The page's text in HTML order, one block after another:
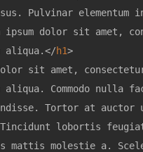
Pulvinar elementum
ipsum dolor sit amet,
aliqua.
</h1>
dolor sit amet,
aliqua. Commodo nulla
Tortor at
lobortis
mattis molestie a.